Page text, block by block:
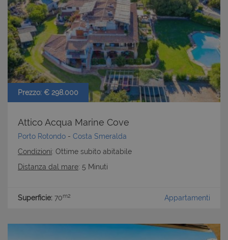
Prezzo: € 298.000
Attico Acqua Marine Cove
Porto Rotondo - Costa Smeralda
Condizioni: Ottime subito abitabile
Distanza dal mare: 5 Minuti
Superficie: 70m2 Appartamenti